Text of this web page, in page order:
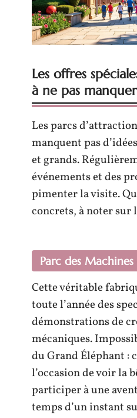
Les offres
à ne pas manquer
Les parcs
manquent pas
et grands.
événements et des
pimenter la visite.
concrets, à noter sur
Parc des Machines
Cette véritable
toute l’année des
démonstrations de
mécaniques.
du Grand Éléphant :
l’occasion de voir la
participer à une
temps d’un instant